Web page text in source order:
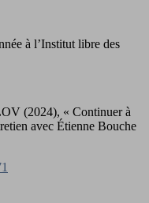
à l’Institut libre des
(2024), « Continuer à
avec Étienne Bouche